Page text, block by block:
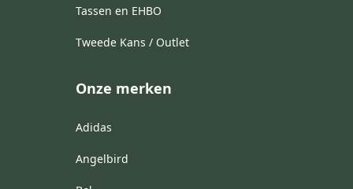
Tassen en EHBO
Tweede Kans / Outlet
Onze merken
Adidas
Angelbird